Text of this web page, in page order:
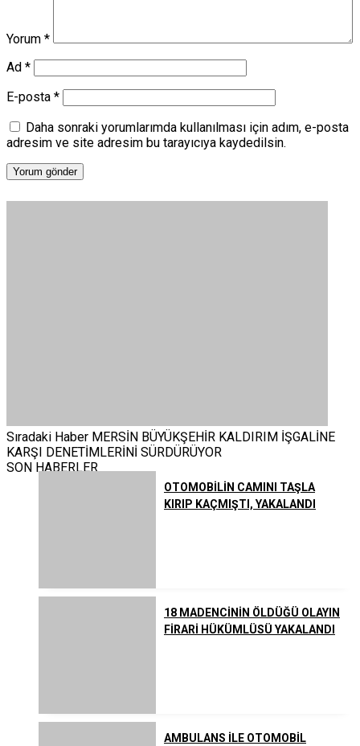
Yorum *
Ad *
E-posta *
Daha sonraki yorumlarımda kullanılması için adım, e-posta
adresim ve site adresim bu tarayıcıya kaydedilsin.
Sıradaki Haber MERSİN BÜYÜKŞEHİR KALDIRIM İŞGALİNE
KARŞI DENETİMLERİNİ SÜRDÜRÜYOR
SON HABERLER
OTOMOBİLİN CAMINI TAŞLA
KIRIP KAÇMIŞTI, YAKALANDI
18 MADENCİNİN ÖLDÜĞÜ OLAYIN
FİRARİ HÜKÜMLÜSÜ YAKALANDI
AMBULANS İLE OTOMOBİL